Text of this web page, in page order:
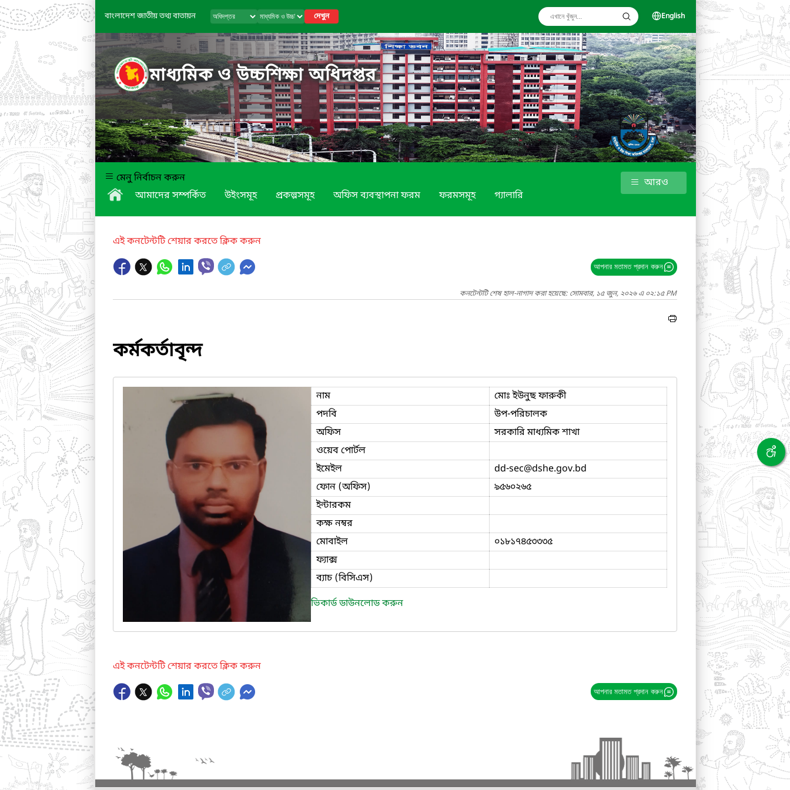
বাংলাদেশ জাতীয় তথ্য বাতায়ন দেখুন English
মাধ্যমিক ও উচ্চশিক্ষা অধিদপ্তর
মেনু নির্বাচন করুন
আমাদের সম্পর্কিত
উইংসমূহ প্রকল্পসমূহ অফিস ব্যবস্থাপনা ফরম ফরমসমূহ গ্যালারি
আরও
এই কনটেন্টটি শেয়ার করতে ক্লিক করুন
আপনার মতামত প্রদান করুন
কনটেন্টটি শেষ হাল-নাগাদ করা হয়েছে: সোমবার, ১৫ জুন, ২০২৬ এ ০২:১৫ PM
কর্মকর্তাবৃন্দ
নাম
মোঃ ইউনুছ ফারুকী
পদবি
উপ-পরিচালক
অফিস
সরকারি মাধ্যমিক শাখা
ওয়েব পোর্টল
ইমেইল
dd-sec@dshe.gov.bd
ফোন (অফিস)
৯৫৬০২৬৫
ইন্টারকম
কক্ষ নম্বর
মোবাইল
০১৮১৭৪৫৩৩৩৫
ফ্যাক্স
ব্যাচ (বিসিএস)
ভিকার্ড ডাউনলোড করুন
এই কনটেন্টটি শেয়ার করতে ক্লিক করুন
আপনার মতামত প্রদান করুন